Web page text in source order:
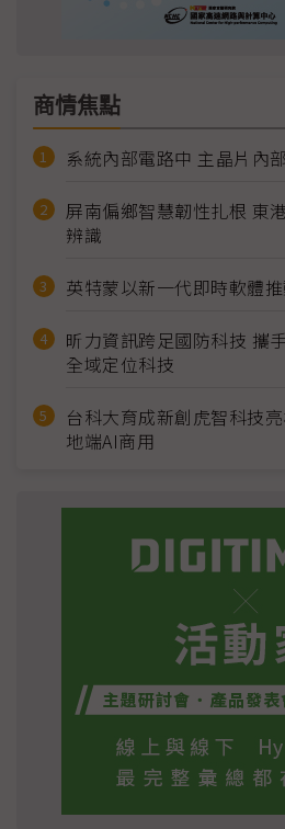
商情焦點
系統內部電路中 主晶片內
屏南偏鄉智慧韌性扎根 東
辨識
英特蒙以新一代即時軟體
昕力資訊跨足國防科技 攜
全域定位科技
台科大育成新創虎智科技
地端AI商用